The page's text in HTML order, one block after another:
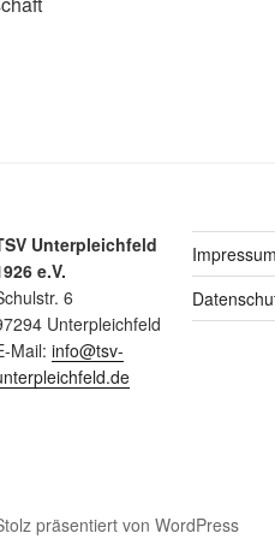
Unterpleichfeld
e.V.
6
Unterpleichfeld
Mail: info@tsv-
präsentiert von WordPress